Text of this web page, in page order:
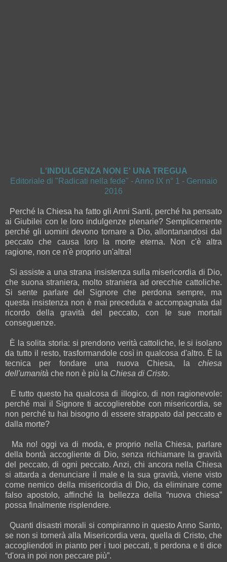
L'INDULGENZA NON E' UNA TREGUA
Editoriale di "Radicati nella fede" - Anno IX n° 1 - Gennaio
2016
Perché la Chiesa ha fatto gli Anni Santi, perché ha pensato
ai Giubilei con le loro indulgenze plenarie? Semplicemente
perché gli uomini devono tornare a Dio, allontanandosi dal
peccato che causa loro la morte eterna. Non c'è altra
ragione, non ce n'è proprio un'altra!
Si assiste a una strana insistenza sulla misericordia di Dio,
che suona straniera, molto straniera ad orecchie cattoliche.
Si sente parlare del Signore che perdona sempre, ma
questa insistenza non è mai preceduta e accompagnata dal
ricordo della gravità del peccato, con le sue mortali
conseguenze.
È la solita storia: si prendono verità cattoliche, le si isolano
da tutto il resto, trasformandole così in qualcosa d'altro. È la
tecnica per fondare una nuova Chiesa, la chiesa
dell'umanità che non è più la Chiesa di Cristo.
E tutto questo ha qualcosa di illogico, di non ragionevole:
perché mai il Signore ti accoglierebbe con misericordia, se
non perché tu hai bisogno di essere strappato dal peccato e
dalla morte?
Ma no! oggi va di moda, e proprio nella Chiesa, parlare
della bontà accogliente di Dio, senza richiamare la gravità
del peccato, di ogni peccato. Anzi, chi ancora nella Chiesa
si attarda a denunciare il male e la sua gravità, viene visto
come nemico della misericordia di Dio, da eliminare come
falso apostolo, affinché la bellezza della “nuova chiesa”
possa finalmente risplendere.
Quanti disastri morali si compiranno in questo Anno Santo,
se non si tornerà alla Misericordia vera, quella di Cristo, che
accogliendoti in pianto per i tuoi peccati, ti perdona e ti dice
“d'ora in poi non peccare più”.